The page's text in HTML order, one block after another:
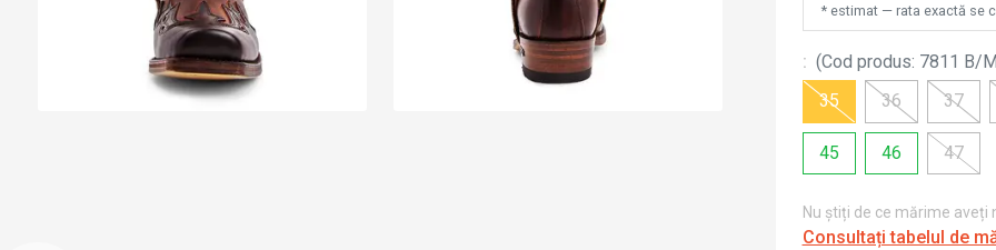
* estimat — rata exactă se
: (Cod produs: 7811 B/
35
36 37
45 46 47
Nu știți de ce mărime aveți
Consultați tabelul de